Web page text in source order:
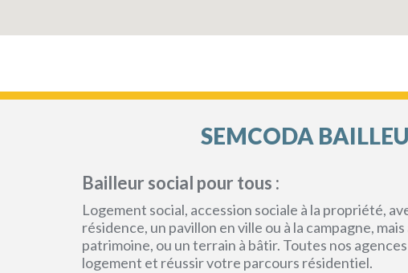
SEMCODA
Bailleur social pour tous :
Logement social, accession sociale à la propriété,
résidence, un pavillon en ville ou à la campagne,
patrimoine, ou un terrain à bâtir. Toutes nos
logement et réussir votre parcours résidentiel.